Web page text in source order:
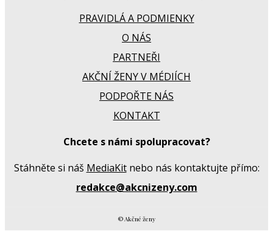
PRAVIDLÁ A PODMIENKY
O NÁS
PARTNEŘI
AKČNÍ ŽENY V MÉDIÍCH
PODPOŘTE NÁS
KONTAKT
Chcete s námi spolupracovat?
Stáhněte si náš MediaKitnebo nás kontaktujte přímo:
redakce@akcnizeny.com
© Akčné ženy